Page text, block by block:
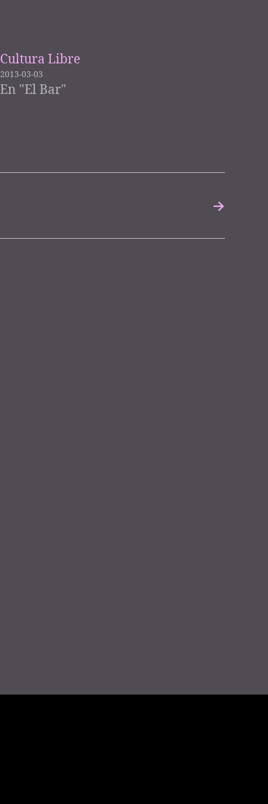
Cultura Libre
2013-03-03
En "El Bar"
→